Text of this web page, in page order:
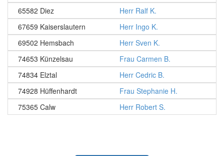
65582 Diez
Herr Ralf K.
67659 Kaiserslautern
Herr Ingo K.
69502 Hemsbach
Herr Sven K.
74653 Künzelsau
Frau Carmen B.
74834 Elztal
Herr Cedric B.
74928 Hüffenhardt
Frau Stephanie H.
75365 Calw
Herr Robert S.